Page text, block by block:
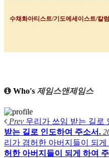
수채화아티스트/기도에세이스트/칼
Who's 제임스앤제임스
Prev 우리가 쓰임 받는 길로
받는 길로 인도하여 주소서.
리가 겸허한 아버지들이 되게
허한 아버지들이 되게 하여